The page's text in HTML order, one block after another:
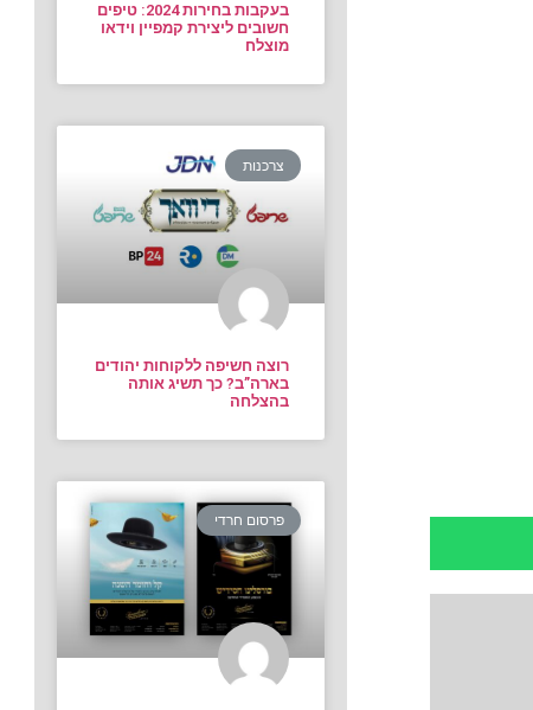
בעקבות בחירות 2024: טיפים
חשובים ליצירת קמפיין וידאו
מוצלח
צרכנות
רוצה חשיפה ללקוחות יהודים
בארה”ב? כך תשיג אותה
בהצלחה
פרסום חרדי